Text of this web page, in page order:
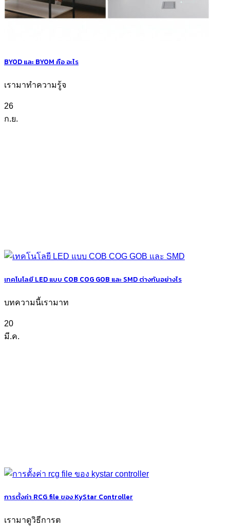
BYOD และ BYOM คือ อะไร
เรามาทำความรู้จ
26
ก.ย.
เทคโนโลยี LED แบบ COB COG GOB และ SMD ต่างกันอย่างไร
บทความนี้เรามาท
20
มี.ค.
การตั้งค่า RCG file ของ KyStar Controller
เรามาดูวิธีการต